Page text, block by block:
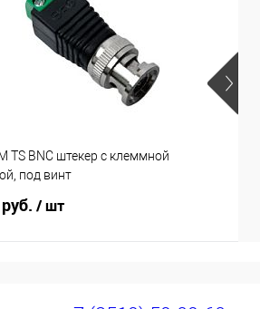
TS BNC штекер с клеммной
под винт
/ шт